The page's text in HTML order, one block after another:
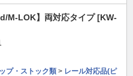
M-LOK】両対応タイプ [KW-
プ・ストック類 > レール対応品(ピ